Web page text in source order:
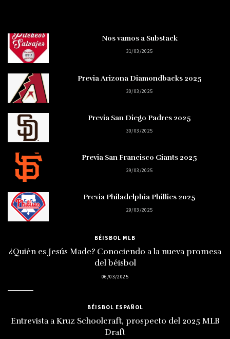
Nos vamos a Substack
31/03/2025
Previa Arizona Diamondbacks 2025
30/03/2025
Previa San Diego Padres 2025
30/03/2025
Previa San Francisco Giants 2025
29/03/2025
Previa Philadelphia Phillies 2025
29/03/2025
BÉISBOL MLB
¿Quién es Jesús Made? Conociendo a la nueva promesa
del béisbol
06/03/2025
BÉISBOL ESPAÑOL
Entrevista a Kruz Schoolcraft, prospecto del 2025 MLB
Draft